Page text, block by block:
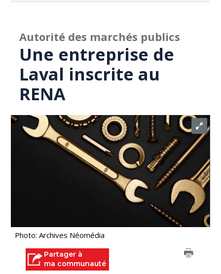
Autorité des marchés publics
Une entreprise de
Laval inscrite au
RENA
Photo: Archives Néomédia
Partager à
ma communauté